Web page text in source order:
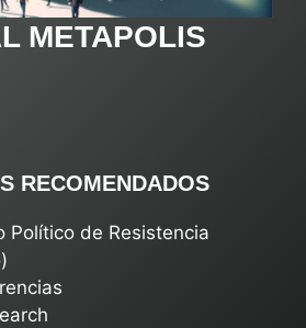
METAPOLIS
RECOMENDADOS
Político de Resistencia